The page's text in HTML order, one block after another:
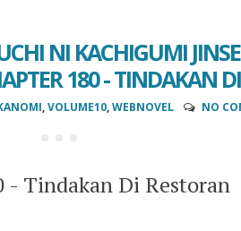
NI KACHIGUMI
180 - TINDAKAN
,VOLUME10,WEBNOVEL NO
- Tindakan Di Restoran